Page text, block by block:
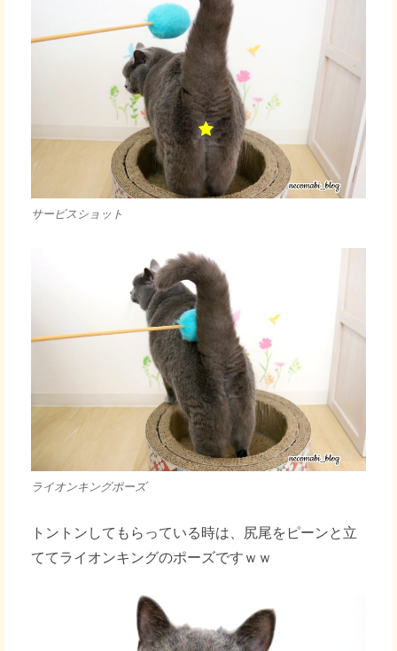
サービスショット
ライオンキングポーズ
トントンしてもらっている時は、尻尾をピーンと立
ててライオンキングのポーズですｗｗ